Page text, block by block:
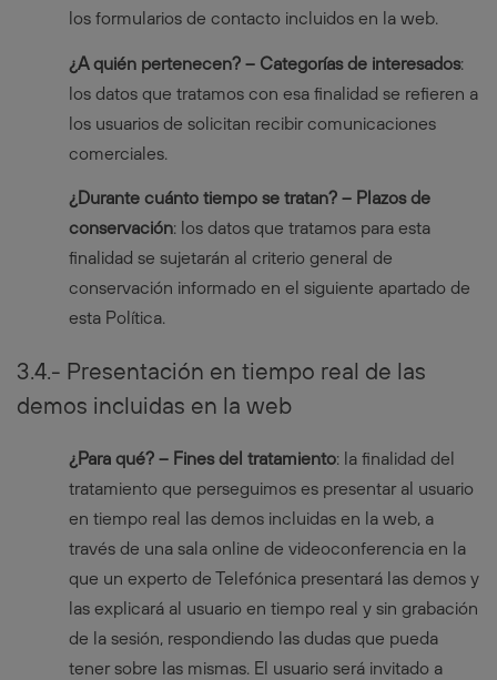
los formularios de contacto incluidos en la web.
¿A quién pertenecen? – Categorías de interesados:
los datos que tratamos con esa finalidad se refieren a
los usuarios de solicitan recibir comunicaciones
comerciales.
¿Durante cuánto tiempo se tratan? – Plazos de
conservación: los datos que tratamos para esta
finalidad se sujetarán al criterio general de
conservación informado en el siguiente apartado de
esta Política.
3.4.- Presentación en tiempo real de las
demos incluidas en la web
¿Para qué? – Fines del tratamiento: la finalidad del
tratamiento que perseguimos es presentar al usuario
en tiempo real las demos incluidas en la web, a
través de una sala online de videoconferencia en la
que un experto de Telefónica presentará las demos y
las explicará al usuario en tiempo real y sin grabación
de la sesión, respondiendo las dudas que pueda
tener sobre las mismas. El usuario será invitado a